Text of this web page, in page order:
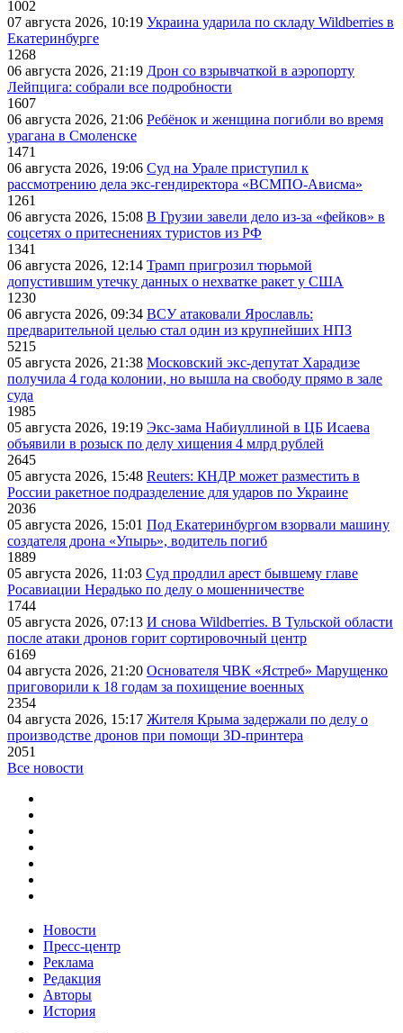
1002
07 августа 2026, 10:19 Украина ударила по складу Wildberries в
Екатеринбурге
1268
06 августа 2026, 21:19 Дрон со взрывчаткой в аэропорту
Лейпцига: собрали все подробности
1607
06 августа 2026, 21:06 Ребёнок и женщина погибли во время
урагана в Смоленске
1471
06 августа 2026, 19:06 Суд на Урале приступил к
рассмотрению дела экс-гендиректора «ВСМПО-Ависма»
1261
06 августа 2026, 15:08 В Грузии завели дело из-за «фейков» в
соцсетях о притеснениях туристов из РФ
1341
06 августа 2026, 12:14 Трамп пригрозил тюрьмой
допустившим утечку данных о нехватке ракет у США
1230
06 августа 2026, 09:34 ВСУ атаковали Ярославль:
предварительной целью стал один из крупнейших НПЗ
5215
05 августа 2026, 21:38 Московский экс-депутат Харадизе
получила 4 года колонии, но вышла на свободу прямо в зале
суда
1985
05 августа 2026, 19:19 Экс-зама Набиуллиной в ЦБ Исаева
объявили в розыск по делу хищения 4 млрд рублей
2645
05 августа 2026, 15:48 Reuters: КНДР может разместить в
России ракетное подразделение для ударов по Украине
2036
05 августа 2026, 15:01 Под Екатеринбургом взорвали машину
создателя дрона «Упырь», водитель погиб
1889
05 августа 2026, 11:03 Суд продлил арест бывшему главе
Росавиации Нерадько по делу о мошенничестве
1744
05 августа 2026, 07:13 И снова Wildberries. В Тульской области
после атаки дронов горит сортировочный центр
6169
04 августа 2026, 21:20 Основателя ЧВК «Ястреб» Марущенко
приговорили к 18 годам за похищение военных
2354
04 августа 2026, 15:17 Жителя Крыма задержали по делу о
производстве дронов при помощи 3D‑принтера
2051
Все новости
Новости
Пресс-центр
Реклама
Редакция
Авторы
История